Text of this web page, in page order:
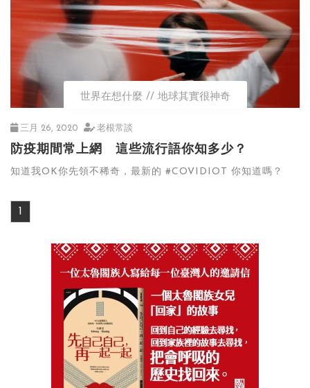
影片專區
關於我們
世界在想什麼 地球其實很神奇
三月 26, 2020 老根常談
防疫期間常上網 這些流行語你知多少？
知道我OK你先領不稀奇，最新的 #COVIDIOT 你知道嗎？
1